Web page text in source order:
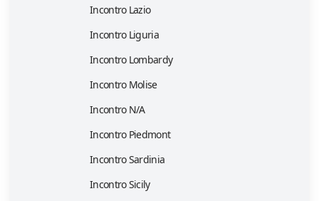
Incontro Lazio
Incontro Liguria
Incontro Lombardy
Incontro Molise
Incontro N/A
Incontro Piedmont
Incontro Sardinia
Incontro Sicily